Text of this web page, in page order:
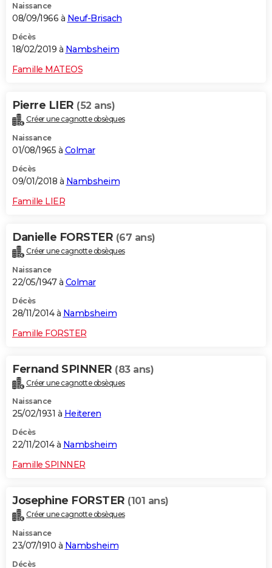
Naissance
08/09/1966 à Neuf-Brisach
Décès
18/02/2019 à Nambsheim
Famille MATEOS
Pierre LIER (52 ans)
Créer une cagnotte obsèques
Naissance
01/08/1965 à Colmar
Décès
09/01/2018 à Nambsheim
Famille LIER
Danielle FORSTER (67 ans)
Créer une cagnotte obsèques
Naissance
22/05/1947 à Colmar
Décès
28/11/2014 à Nambsheim
Famille FORSTER
Fernand SPINNER (83 ans)
Créer une cagnotte obsèques
Naissance
25/02/1931 à Heiteren
Décès
22/11/2014 à Nambsheim
Famille SPINNER
Josephine FORSTER (101 ans)
Créer une cagnotte obsèques
Naissance
23/07/1910 à Nambsheim
Décès